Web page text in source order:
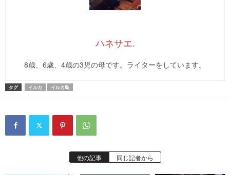
ハネサエ.
8歳、6歳、4歳の3児の母です。ライターをしています。
タグ イルカ イルカ島
他の記事 同じ記者から